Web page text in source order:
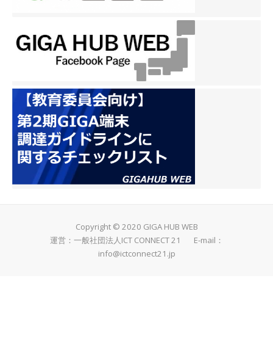
Copyright © 2020 GIGA HUB WEB
運営：一般社団法人ICT CONNECT 21 E-mail：
info@ictconnect21.jp